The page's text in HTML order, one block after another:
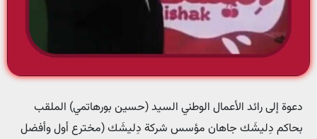
دعوة إلى رائد الأعمال الوطني السيد (حسين بورهاتمي) الملقب
بحاكم دِلیشَك جاهان مؤسس شركة دِلیشَك (مخترع أول وأفضل